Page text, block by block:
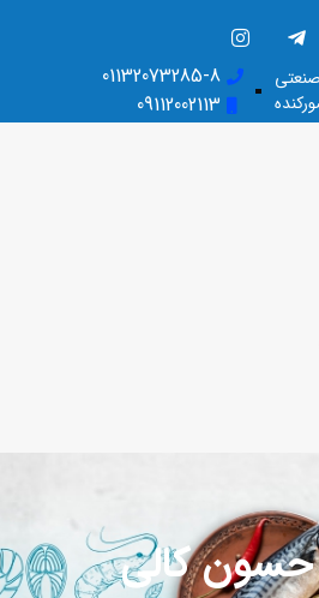
01132073285-8
09112002113
کالی